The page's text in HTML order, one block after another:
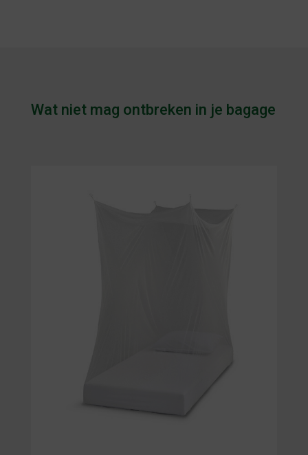
Wat niet mag ontbreken in je bagage